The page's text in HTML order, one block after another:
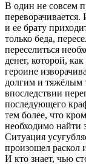
В один не совсем
и ее брату
только беда,
переселиться
денег, которой,
героине
долгим и тяжёлым
впоследствии
последующего
тем более, что
необходимо найти
Ситуация
произошел раскол
И кто знает, чью